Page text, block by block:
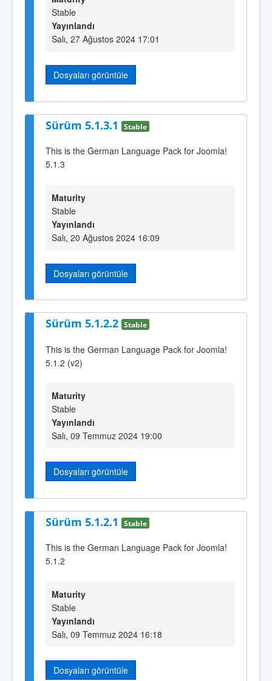
Stable
Yayınlandı
Salı, 27 Ağustos 2024 17:01
Dosyaları görüntüle
Sürüm 5.1.3.1 Stable
This is the German Language Pack for Joomla!
5.1.3
Maturity
Stable
Yayınlandı
Salı, 20 Ağustos 2024 16:09
Dosyaları görüntüle
Sürüm 5.1.2.2 Stable
This is the German Language Pack for Joomla!
5.1.2 (v2)
Maturity
Stable
Yayınlandı
Salı, 09 Temmuz 2024 19:00
Dosyaları görüntüle
Sürüm 5.1.2.1 Stable
This is the German Language Pack for Joomla!
5.1.2
Maturity
Stable
Yayınlandı
Salı, 09 Temmuz 2024 16:18
Dosyaları görüntüle